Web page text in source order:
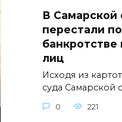
В Самарской
перестали
лиц
Исходя из
суда Самарской
0 221